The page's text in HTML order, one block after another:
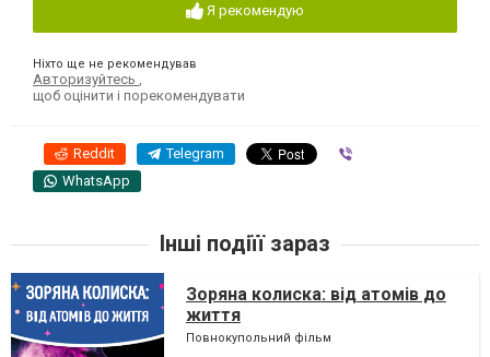
Я рекомендую
Ніхто ще не рекомендував
Авторизуйтесь ,
щоб оцінити і порекомендувати
Reddit Telegram
WhatsApp
Інші подіїї зараз
Зоряна колиска: від атомів до
життя
Повнокупольний фільм